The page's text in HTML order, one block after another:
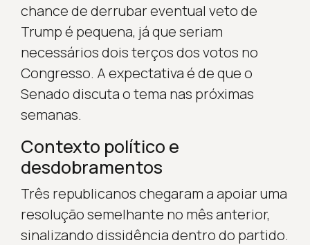
chance de derrubar eventual veto de
Trump é pequena, já que seriam
necessários dois terços dos votos no
Congresso. A expectativa é de que o
Senado discuta o tema nas próximas
semanas.
Contexto político e
desdobramentos
Três republicanos chegaram a apoiar uma
resolução semelhante no mês anterior,
sinalizando dissidência dentro do partido.